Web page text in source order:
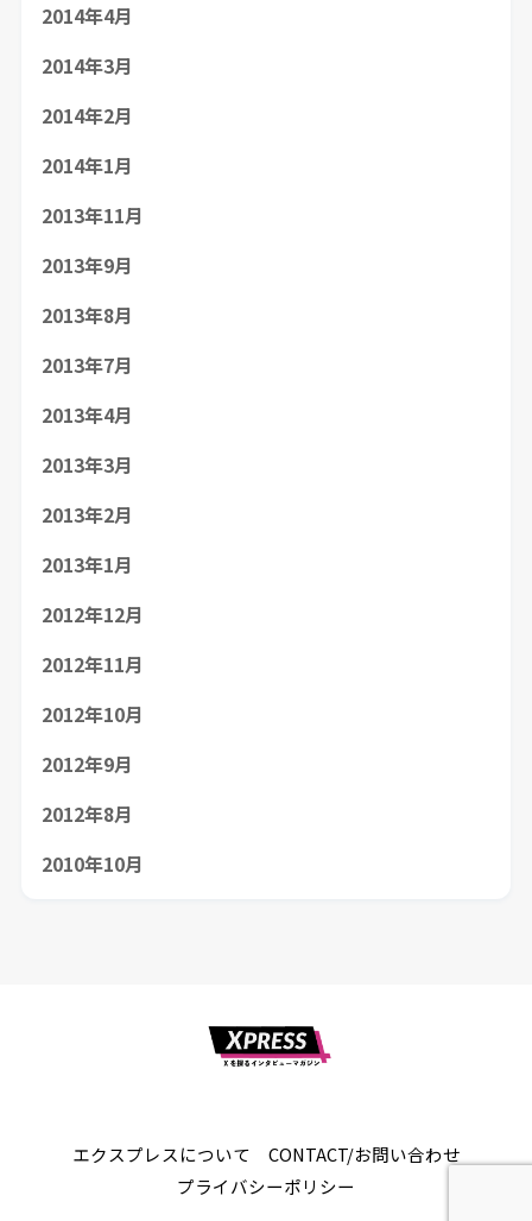
2014年4月
2014年3月
2014年2月
2014年1月
2013年11月
2013年9月
2013年8月
2013年7月
2013年4月
2013年3月
2013年2月
2013年1月
2012年12月
2012年11月
2012年10月
2012年9月
2012年8月
2010年10月
エクスプレスについて
CONTACT/お問い合わせ
プライバシーポリシー